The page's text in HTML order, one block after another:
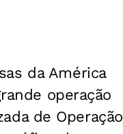
da América
operação
de Operação